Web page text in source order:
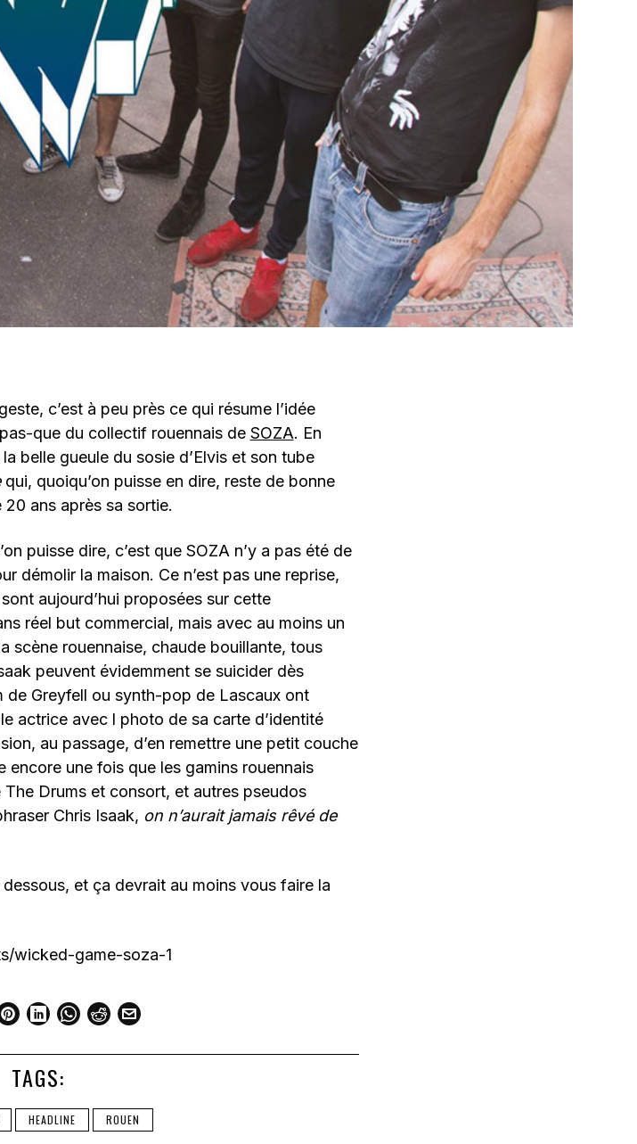
c’est à peu près ce qui résume l’idée
que du collectif rouennais de SOZA. En
belle gueule du sosie d’Elvis et son tube
qui, quoiqu’on puisse en dire, reste de bonne
20 ans après sa sortie.
puisse dire, c’est que SOZA n’y a pas été de
démolir la maison. Ce n’est pas une reprise,
aujourd’hui proposées sur cette
réel but commercial, mais avec au moins un
scène rouennaise, chaude bouillante, tous
peuvent évidemment se suicider dès
de Greyfell ou synth-pop de Lascaux ont
actrice avec l photo de sa carte d’identité
au passage, d’en remettre une petit couche
une fois que les gamins rouennais
Drums et consort, et autres pseudos
Chris Isaak, on n’aurait jamais rêvé de
et ça devrait au moins vous faire la
wicked-game-soza-1
TAGS:
HEADLINE ROUEN